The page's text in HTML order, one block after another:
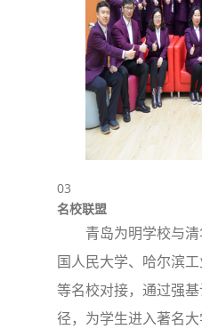
03
名校联盟
青岛为明学校与
国人民大学、哈尔滨
等名校对接，通过强
径，为学生进入著名大